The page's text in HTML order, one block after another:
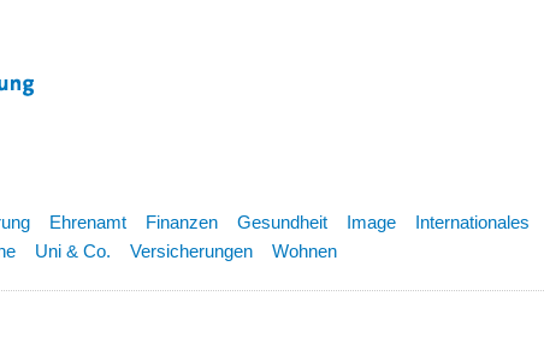
Ehrenamt Finanzen Gesundheit Image Internationales
Uni & Co. Versicherungen Wohnen